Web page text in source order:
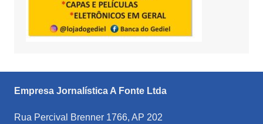
Empresa Jornalística A Fonte Ltda
Rua Percival Brenner 1766, AP 202